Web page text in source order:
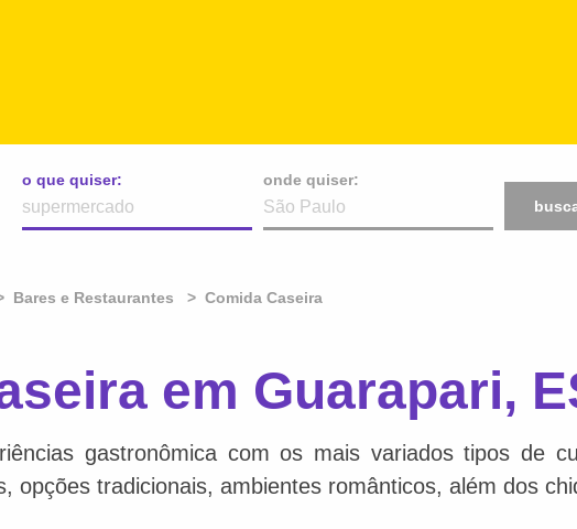
o que quiser:
onde quiser:
Bares e Restaurantes Comida Caseira
em Guarapari,
gastronômica com os mais variados tipos de
opções tradicionais, ambientes românticos, além dos